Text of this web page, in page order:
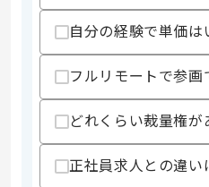
精算・お支払い
精算
支払
自分の経験で単価は
フルリモートで参画
どれくらい裁量権が
正社員求人との違い